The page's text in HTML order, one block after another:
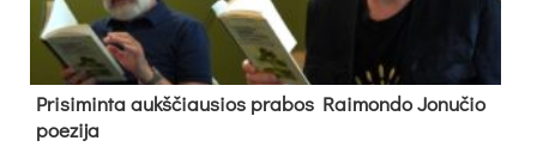
Pri­si­min­ta aukš­čiau­sios pra­bos Rai­mon­do Jo­nu­čio
poe­zi­ja